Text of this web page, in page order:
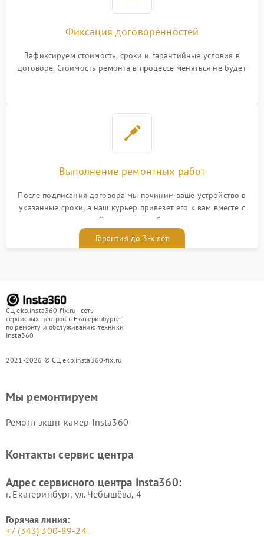
Фиксация договоренностей
Зафиксируем стоимость, сроки и гарантийные условия в
договоре. Стоимость ремонта в процессе меняться не будет
Выполнение ремонтных работ
После подписания договора мы починим ваше устройство в
указанные сроки, а наш курьер привезет его к вам вместе с
гарантийным талоном бесплатно
Гарантия до 3-х лет
СЦ ekb.insta360-fix.ru - сеть
сервисных центров в Екатеринбурге
по ремонту и обслуживанию техники
Insta360
2021-2026 © СЦ ekb.insta360-fix.ru
Мы ремонтируем
Ремонт экшн-камер Insta360
Контакты сервис центра
Адрес сервисного центра Insta360:
г. Екатеринбург, ул. Чебышёва, 4
Горячая линия:
+7 (343) 300-89-24